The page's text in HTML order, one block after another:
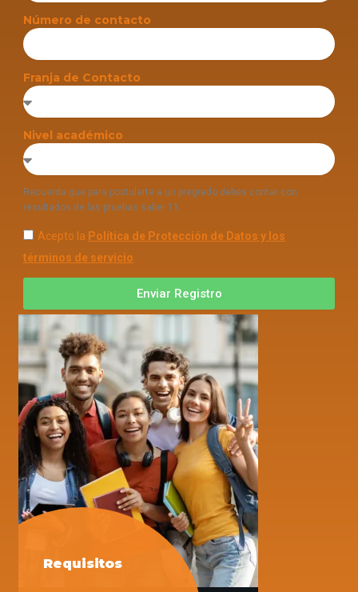
Número de contacto
Franja de Contacto
Nivel académico
Recuerda que para postularte a un pregrado debes contar con
resultados de las pruebas saber 11.
Acepto la Política de Protección de Datos y los
términos de servicio
Enviar Registro
Requisitos